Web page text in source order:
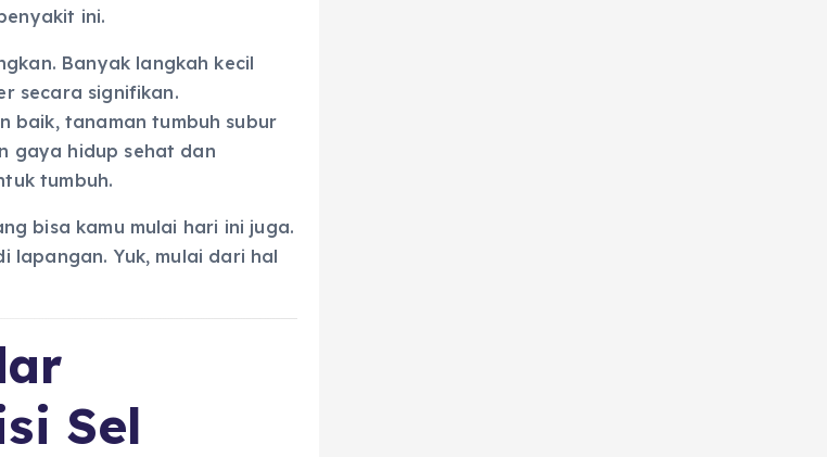
ini.
Banyak langkah kecil
secara signifikan.
baik, tanaman tumbuh subur
gaya hidup sehat dan
tumbuh.
bisa kamu mulai hari ini juga.
Yuk, mulai dari hal
Sel